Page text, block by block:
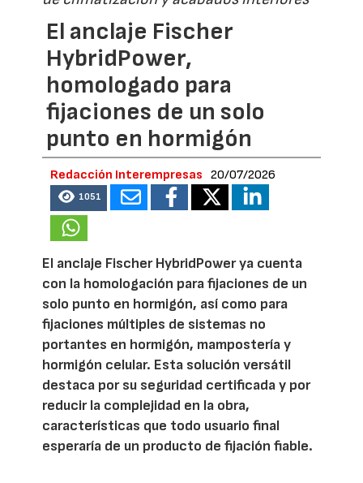
El anclaje Fischer
HybridPower,
homologado para
fijaciones de un solo
punto en hormigón
Redacción Interempresas 20/07/2026
1051
El anclaje Fischer HybridPower ya cuenta
con la homologación para fijaciones de un
solo punto en hormigón, así como para
fijaciones múltiples de sistemas no
portantes en hormigón, mampostería y
hormigón celular. Esta solución versátil
destaca por su seguridad certificada y por
reducir la complejidad en la obra,
características que todo usuario final
esperaría de un producto de fijación fiable.